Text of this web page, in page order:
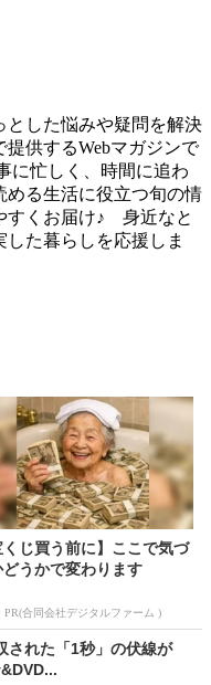
とした悩みや疑問を解決
供するWebマガジンで
に忙しく、時間に追わ
める生活に役立つ旬の情
すくお届け♪ 身近なと
た暮らしを応援しま
くじ買う前に】ここで気づ
どうかで変わります
PR(合同会社デジタルファーム )
された「1秒」の伏線が